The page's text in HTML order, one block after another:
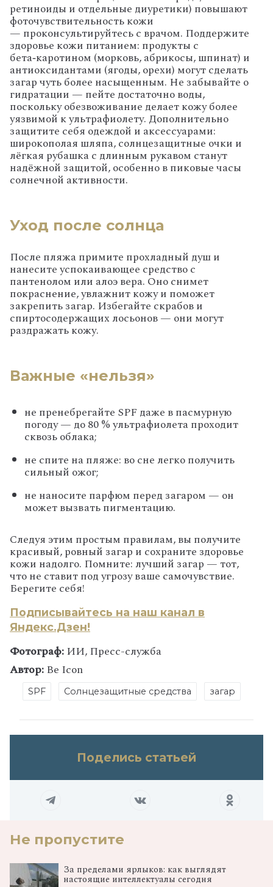
ретиноиды и отдельные диуретики) повышают
фоточувствительностькожи
— проконсультируйтесьс врачом. Поддержите
здоровье кожи питанием: продукты с
бета‑каротином (морковь,абрикосы,шпинат) и
антиоксидантами (ягоды,орехи) могутсделать
загарчутьболее насыщенным. Не забывайте о
гидратации — пейте достаточноводы,
посколькуобезвоживание делаеткожуболее
уязвимой культрафиолету. Дополнительно
защитите себя одеждой и аксессуарами:
широкополая шляпа,солнцезащитные очки и
лёгкая рубашкас длинным рукавом станут
надёжной защитой,особенновпиковыечасы
солнечной активности.
Уход после солнца
После пляжа примите прохладный душ и
нанесите успокаивающее средство с
пантенолом или алоэ вера. Оно снимет
покраснение, увлажнит кожу и поможет
закрепить загар. Избегайте скрабов и
спиртосодержащих лосьонов — они могут
раздражать кожу.
Важные «нельзя»
не пренебрегайте SPF даже в пасмурную
погоду — до 80 % ультрафиолета проходит
сквозь облака;
не спите на пляже: во сне легко получить
сильный ожог;
не наносите парфюм перед загаром — он
может вызвать пигментацию.
Следуя этим простым правилам, вы получите
красивый, ровный загар и сохраните здоровье
кожи надолго. Помните: лучший загар — тот,
что не ставит под угрозу ваше самочувствие.
Берегите себя!
Подписывайтесь на наш канал в
Яндекс.Дзен!
Фотограф:ИИ, Пресс-служба
Автор:Be Icon
SPF Солнцезащитные средства загар
Поделись статьей
Не пропустите
За пределами ярлыков: как выглядят
настоящие интеллектуалы сегодня